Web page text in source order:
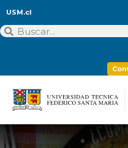
USM.cl